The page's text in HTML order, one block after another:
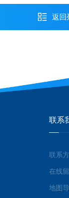
返回
联系
联系
在线
地图